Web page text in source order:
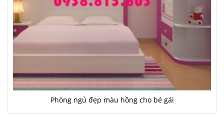
Phòng ngủ đẹp màu hồng cho bé gái